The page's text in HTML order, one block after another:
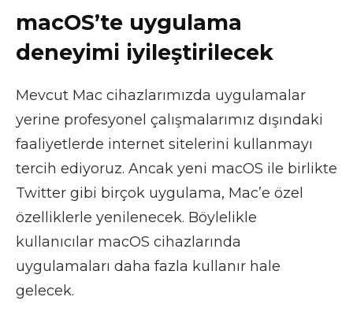
macOS’te uygulama
deneyimi iyileştirilecek
Mevcut Mac cihazlarımızda uygulamalar
yerine profesyonel çalışmalarımız dışındaki
faaliyetlerde internet sitelerini kullanmayı
tercih ediyoruz. Ancak yeni macOS ile birlikte
Twitter gibi birçok uygulama, Mac’e özel
özelliklerle yenilenecek. Böylelikle
kullanıcılar macOS cihazlarında
uygulamaları daha fazla kullanır hale
gelecek.